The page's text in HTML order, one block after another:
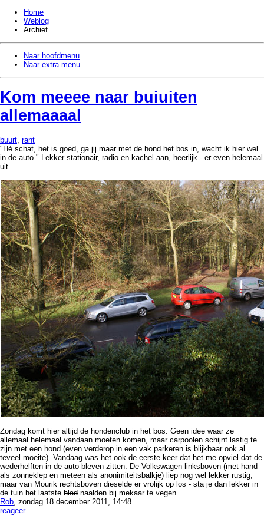
Home
Weblog
Archief
Naar hoofdmenu
Naar extra menu
Kom meeee naar buiuiten
allemaaaal
buurt, rant
Hé schat, het is goed, ga jij maar met de hond het bos in, wacht ik hier wel
in de auto.
Lekker stationair, radio en kachel aan, heerlijk - er even helemaal
uit.
Zondag komt hier altijd de hondenclub in het bos. Geen idee waar ze
allemaal helemaal vandaan moeten komen, maar carpoolen schijnt lastig te
zijn met een hond (even verderop in een vak parkeren is blijkbaar ook al
teveel moeite). Vandaag was het ook de eerste keer dat het me opviel dat de
wederhelften in de auto bleven zitten. De Volkswagen linksboven (met hand
als zonneklep en meteen als anonimiteitsbalkje) liep nog wel lekker rustig,
maar van Mourik rechtsboven dieselde er vrolijk op los - sta je dan lekker in
de tuin het laatste blad naalden bij mekaar te vegen.
Rob, zondag 18 december 2011, 14:48
reageer